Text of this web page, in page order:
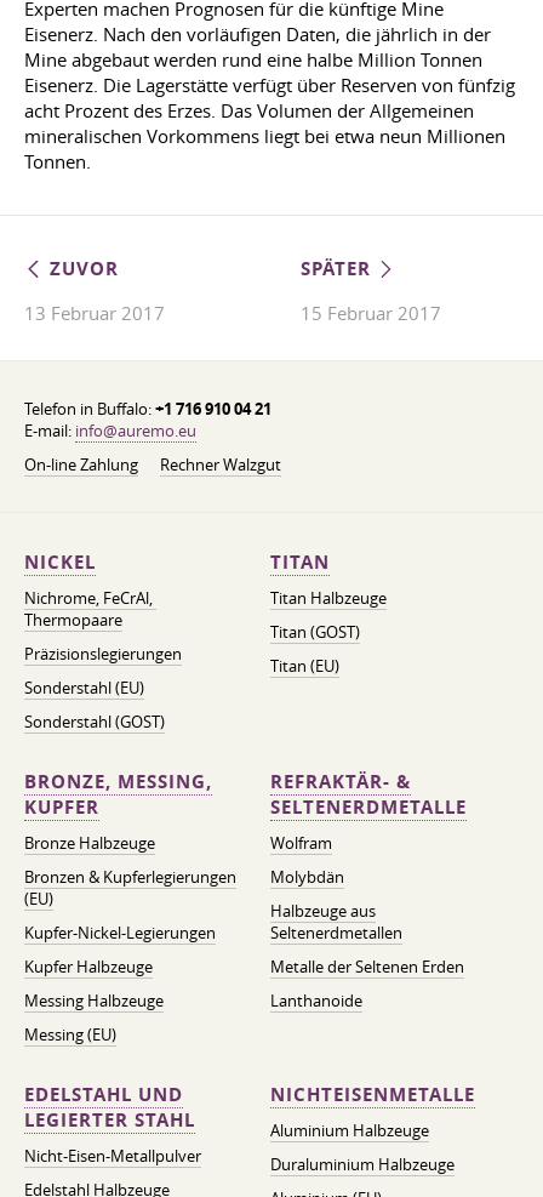
Experten machen Prognosen für die künftige Mine
Eisenerz. Nach den vorläufigen Daten, die jährlich in der
Mine abgebaut werden rund eine halbe Million Tonnen
Eisenerz. Die Lagerstätte verfügt über Reserven von fünfzig
acht Prozent des Erzes. Das Volumen der Allgemeinen
mineralischen Vorkommens liegt bei etwa neun Millionen
Tonnen.
ZUVOR
13 Februar 2017
SPÄTER
15 Februar 2017
Telefon in Buffalo:+1 716 910 04 21
E-mail: info@auremo.eu
On-line Zahlung
Rechner Walzgut
NICKEL
Nichrome, FeСrAl, ​​
Thermopaare
Präzisionslegierungen
Sonderstahl (EU)
Sonderstahl (GOST)
TITAN
Titan Halbzeuge
Titan (GOST)
Titan (EU)
BRONZE, MESSING,
KUPFER
Bronze Halbzeuge
Bronzen & Kupferlegierungen
(EU)
Kupfer-Nickel-Legierungen
Kupfer Halbzeuge
Messing Halbzeuge
Messing (EU)
REFRAKTÄR- &
SELTENERDMETALLE
Wolfram
Molybdän
Halbzeuge aus
Seltenerdmetallen
Metalle der Seltenen Erden
Lanthanoide
EDELSTAHL UND
LEGIERTER STAHL
Nicht-Eisen-Metallpulver
Edelstahl Halbzeuge
NICHTEISENMETALLE
Aluminium Halbzeuge
Duraluminium Halbzeuge